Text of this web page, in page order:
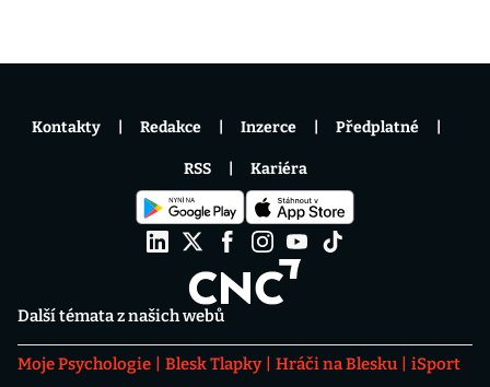
Další témata z našich webů
Moje Psychologie Blesk Tlapky Hráči na Blesku
iSport
Kontakty Redakce Inzerce Předplatné
RSS Kariéra